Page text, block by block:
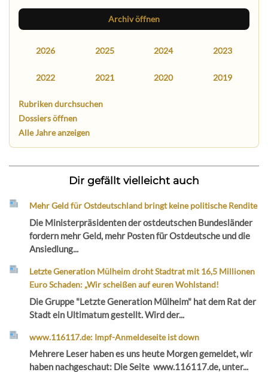
Archiv öffnen
2026 2025 2024 2023
2022 2021 2020 2019
Rubriken durchsuchen
Dossiers öffnen
Alle Jahre anzeigen
Dir gefällt vielleicht auch
Mehr Geld für Ostdeutschland bringt keine politische Rendite
Die Ministerpräsidenten der ostdeutschen Bundesländer
fordern mehr Geld, mehr Posten für Ostdeutsche und die
Ansiedlung...
Letzte Generation Mülheim droht Stadtrat mit 16,5 Millionen
Euro Schaden: „Wir scheißen auf euren Wohlstand!
Die Gruppe "Letzte Generation Mülheim" hat dem Rat der
Stadt ein Ultimatum gestellt. Wird der...
www.116117.de: Impf-Anmeldeseite ist down
Mehrere Leser haben es uns heute Morgen gemeldet, wir
haben nachgeschaut: Die Seite www.116117.de, unter...